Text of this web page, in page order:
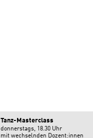
Tanz-Masterclass
donnerstags, 18.30 Uhr
mit wechselnden Dozent:innen